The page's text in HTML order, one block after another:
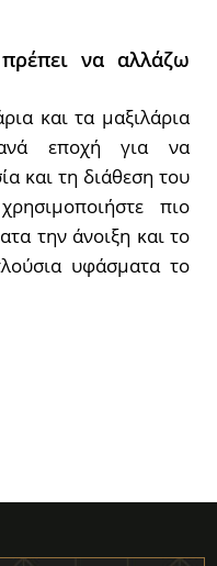
πρέπει να αλλάζω
και τα μαξιλάρια
εποχή για να
και τη διάθεση του
πιο
την άνοιξη και το
υφάσματα το